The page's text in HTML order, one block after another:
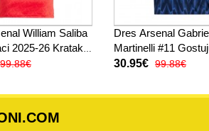
William Saliba
2025-26 Kratak
99.88€
Dres Arsenal
Martinelli #11
2025-26 Kratak
30.95€ 99.88€